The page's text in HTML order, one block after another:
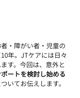
・障がい者・児童の
年。JTケアには日々
す。今回は、意外と
ポートを検討し始める
いてお伝えします。